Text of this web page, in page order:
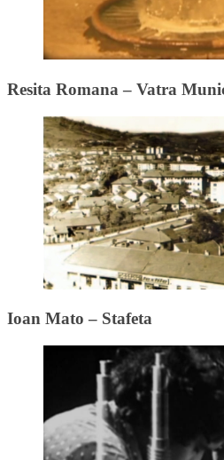
Resita Romana – Vatra
Ioan Mato – Stafeta